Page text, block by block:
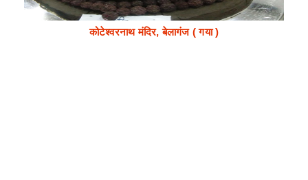
कोटेश्वरनाथ मंदिर, बेलागंज ( गया )